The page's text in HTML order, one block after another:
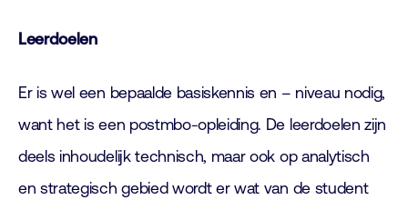
Leerdoelen
Er is wel een bepaalde basiskennis en – niveau nodig,
want het is een postmbo-opleiding. De leerdoelen zijn
deels inhoudelijk technisch, maar ook op analytisch
en strategisch gebied wordt er wat van de student